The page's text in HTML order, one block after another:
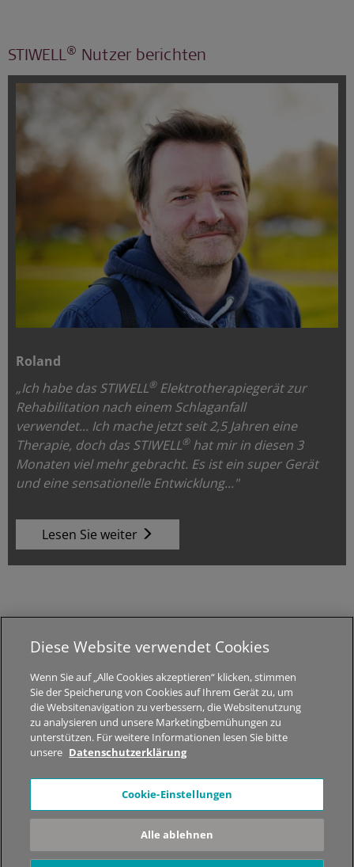
STIWELL® Nutzer berichten
Roland
„Ich habe das STIWELL®Elektrotherapiegerät zur
Rehabilitation nach einem Schlaganfall
verwendet... Ich mache jetzt seit 2,5 Jahren eine
Therapie, doch das STIWELL®hat mir in diesen 3
Monaten viel mehr gebracht. Es ist ein super Gerät
und eine sensationelle Entwicklung..."
Lesen Sie weiter
Alle Rechte vorbehalten.
| Über STIWELL | Sitemap | Datenschutzhinweise|
Impressum
*Der Inhalt dieser Webseite dient nur zur allgemeinen
Information. Es werden keine medizinischen Ratschläge
gegeben! Kontaktieren Sie bitte Ihren Arzt und lassen Sie sich
dort beraten, welche Therapielösung in Ihrem Fall geeignet ist.
Nicht alle der gezeigten Produkte, Produktfunktionen oder
Diese Website verwendet Cookies
Wenn Sie auf „Alle Cookies akzeptieren“ klicken, stimmen
Sie der Speicherung von Cookies auf Ihrem Gerät zu, um
die Websitenavigation zu verbessern, die Websitenutzung
zu analysieren und unsere Marketingbemühungen zu
unterstützen. Für weitere Informationen lesen Sie bitte
unsere Datenschutzerklärung
Cookie-Einstellungen
Alle ablehnen